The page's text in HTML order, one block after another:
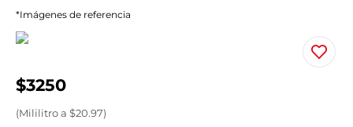
*Imágenes de referencia
$3250
(Mililitroa $20.97)